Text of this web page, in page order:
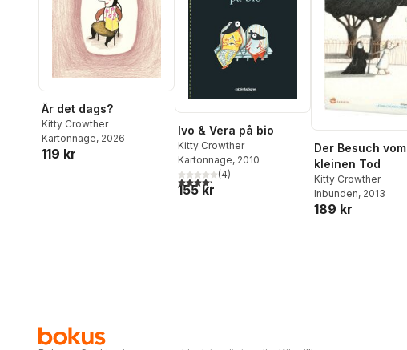
Är det dags?
Kitty Crowther
Kartonnage, 2026
119 kr
Ivo & Vera på bio
Kitty Crowther
Kartonnage, 2010
4,3utav 5 stjärnor. Totalt antal röster:
(4)
155 kr
Der Besuch vom
kleinen Tod
Kitty Crowther
Inbunden, 2013
189 kr